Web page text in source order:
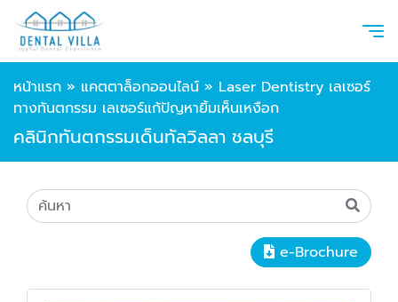
หน้าแรก » แคตตาล็อกออนไลน์ » Laser Dentistry เลเซอร์
ทางทันตกรรม เลเซอร์แก้ปัญหายิ้มเห็นเหงือก
คลินิกทันตกรรมเด็นทัลวิลลา ชลบุรี
e-Brochure